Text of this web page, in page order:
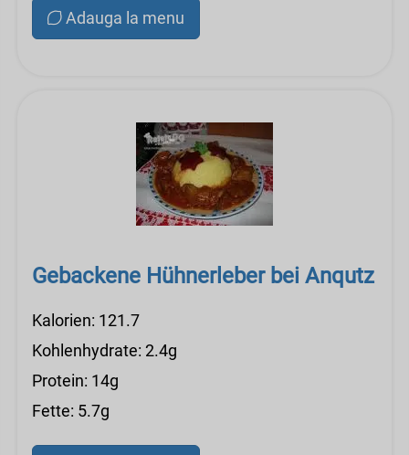
Adauga la menu
Gebackene Hühnerleber bei Anqutz
Kalorien: 121.7
Kohlenhydrate: 2.4g
Protein: 14g
Fette: 5.7g